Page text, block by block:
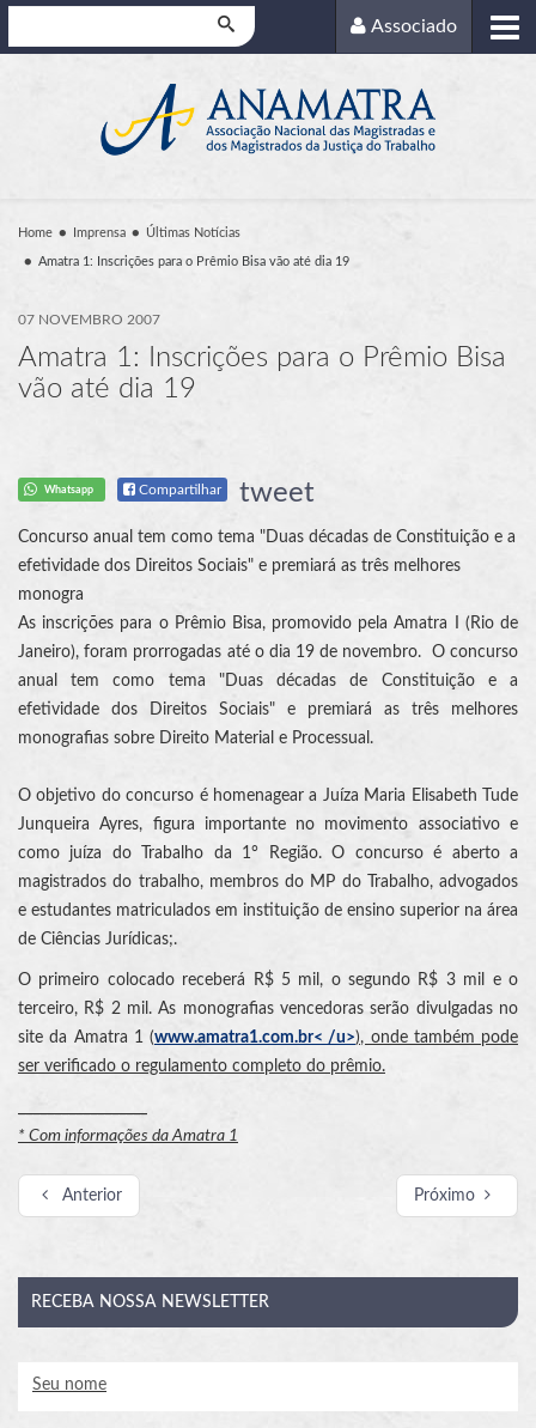
Associado
Home Imprensa Últimas Notícias
Amatra 1: Inscrições para o Prêmio Bisa vão até dia 19
07 NOVEMBRO 2007
Amatra 1: Inscrições para o Prêmio Bisa
vão até dia 19
Whatsapp Compartilhar tweet
Concurso anual tem como tema "Duas décadas de Constituição e a
efetividade dos Direitos Sociais" e premiará as três melhores
monogra
As inscrições para o Prêmio Bisa, promovido pela Amatra I (Rio de
Janeiro), foram prorrogadas até o dia 19 de novembro. O concurso
anual tem como tema "Duas décadas de Constituição e a
efetividade dos Direitos Sociais" e premiará as três melhores
monografias sobre Direito Material e Processual.
O objetivo do concurso é homenagear a Juíza Maria Elisabeth Tude
Junqueira Ayres, figura importante no movimento associativo e
como juíza do Trabalho da 1° Região. O concurso é aberto a
magistrados do trabalho, membros do MP do Trabalho, advogados
e estudantes matriculados em instituição de ensino superior na área
de Ciências Jurídicas;.
O primeiro colocado receberá R$ 5 mil, o segundo R$ 3 mil e o
terceiro, R$ 2 mil. As monografias vencedoras serão divulgadas no
site da Amatra 1 (www.amatra1.com.br< /u>), onde também pode
ser verificado o regulamento completo do prêmio.
* Com informações da Amatra 1
Anterior Próximo
RECEBA NOSSA NEWSLETTER